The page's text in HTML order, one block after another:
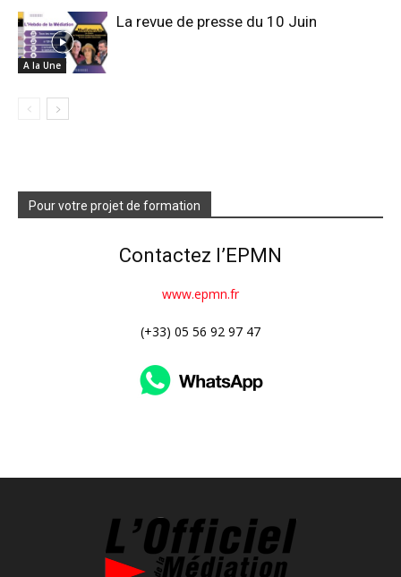
A la Une
La revue de presse du 10 Juin
Pour votre projet de formation
Contactez l’EPMN
www.epmn.fr
(+33) 05 56 92 97 47